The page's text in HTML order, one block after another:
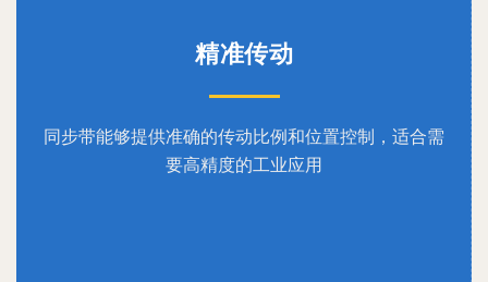
精准传动
同步带能够提供准确的传动比例和位置控制，适合需
要高精度的工业应用